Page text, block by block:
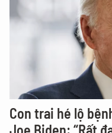
Con trai hé lộ